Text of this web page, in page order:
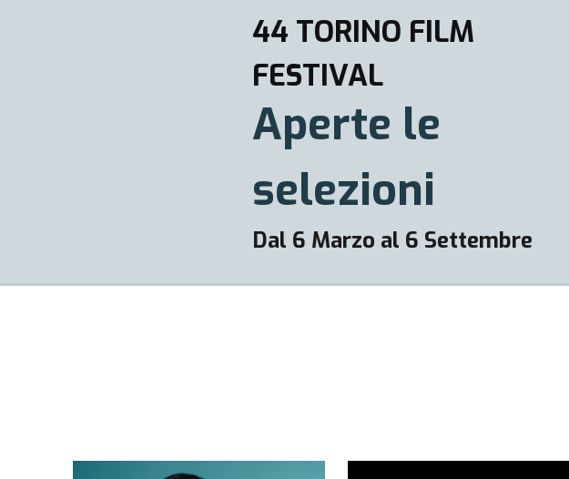
44 TORINO FILM
FESTIVAL
Aperte le
selezioni
Dal 6 Marzo al 6 Settembre